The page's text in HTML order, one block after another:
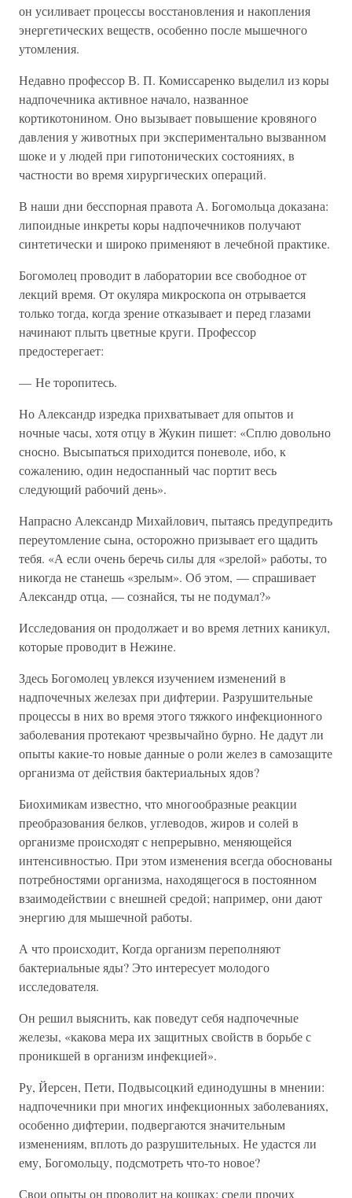
он усиливает процессы восстановления и накопления
энергетических веществ, особенно после мышечного
утомления.
Недавно профессор В. П. Комиссаренко выделил из коры
надпочечника активное начало, названное
кортикотонином. Оно вызывает повышение кровяного
давления у животных при экспериментально вызванном
шоке и у людей при гипотонических состояниях, в
частности во время хирургических операций.
В наши дни бесспорная правота А. Богомольца доказана:
липоидные инкреты коры надпочечников получают
синтетически и широко применяют в лечебной практике.
Богомолец проводит в лаборатории все свободное от
лекций время. От окуляра микроскопа он отрывается
только тогда, когда зрение отказывает и перед глазами
начинают плыть цветные круги. Профессор
предостерегает:
— Не торопитесь.
Но Александр изредка прихватывает для опытов и
ночные часы, хотя отцу в Жукин пишет: «Сплю довольно
сносно. Высыпаться приходится поневоле, ибо, к
сожалению, один недоспанный час портит весь
следующий рабочий день».
Напрасно Александр Михайлович, пытаясь предупредить
переутомление сына, осторожно призывает его щадить
тебя. «А если очень беречь силы для «зрелой» работы, то
никогда не станешь «зрелым». Об этом, — спрашивает
Александр отца, — сознайся, ты не подумал?»
Исследования он продолжает и во время летних каникул,
которые проводит в Нежине.
Здесь Богомолец увлекся изучением изменений в
надпочечных железах при дифтерии. Разрушительные
процессы в них во время этого тяжкого инфекционного
заболевания протекают чрезвычайно бурно. Не дадут ли
опыты какие-то новые данные о роли желез в самозащите
организма от действия бактериальных ядов?
Биохимикам известно, что многообразные реакции
преобразования белков, углеводов, жиров и солей в
организме происходят с непрерывно, меняющейся
интенсивностью. При этом изменения всегда обоснованы
потребностями организма, находящегося в постоянном
взаимодействии с внешней средой; например, они дают
энергию для мышечной работы.
А что происходит, Когда организм переполняют
бактериальные яды? Это интересует молодого
исследователя.
Он решил выяснить, как поведут себя надпочечные
железы, «какова мера их защитных свойств в борьбе с
проникшей в организм инфекцией».
Ру, Йерсен, Пети, Подвысоцкий единодушны в мнении:
надпочечники при многих инфекционных заболеваниях,
особенно дифтерии, подвергаются значительным
изменениям, вплоть до разрушительных. Не удастся ли
ему, Богомольцу, подсмотреть что-то новое?
Свои опыты он проводит на кошках: среди прочих